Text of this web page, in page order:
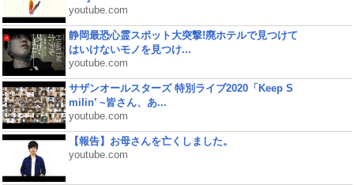
youtube.com
静岡最恐心霊スポット大突撃!廃ホテルで見つけて
はいけないモノを見つけ...
youtube.com
サザンオールスターズ 特別ライブ2020「Keep S
milin’ ~皆さん、あ...
youtube.com
【報告】お母さんを亡くしました。
youtube.com